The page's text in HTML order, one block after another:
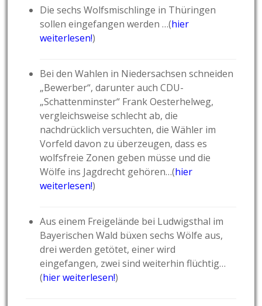
Die sechs Wolfsmischlinge in Thüringen
sollen eingefangen werden …(hier
weiterlesen!)
Bei den Wahlen in Niedersachsen schneiden
„Bewerber“, darunter auch CDU-
„Schattenminster“ Frank Oesterhelweg,
vergleichsweise schlecht ab, die
nachdrücklich versuchten, die Wähler im
Vorfeld davon zu überzeugen, dass es
wolfsfreie Zonen geben müsse und die
Wölfe ins Jagdrecht gehören…(hier
weiterlesen!)
Aus einem Freigelände bei Ludwigsthal im
Bayerischen Wald büxen sechs Wölfe aus,
drei werden getötet, einer wird
eingefangen, zwei sind weiterhin flüchtig…
(hier weiterlesen!)